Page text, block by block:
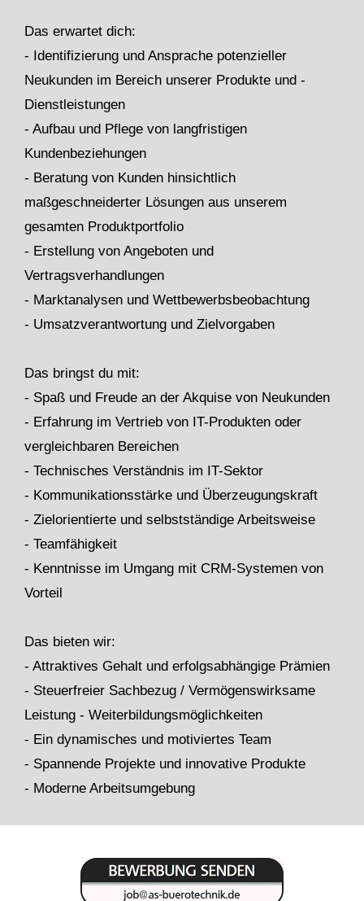
Das erwartet dich:
- Identifizierung und Ansprache potenzieller
Neukunden im Bereich unserer Produkte und -
Dienstleistungen
- Aufbau und Pflege von langfristigen
Kundenbeziehungen
- Beratung von Kunden hinsichtlich
maßgeschneiderter Lösungen aus unserem
gesamten Produktportfolio
- Erstellung von Angeboten und
Vertragsverhandlungen
- Marktanalysen und Wettbewerbsbeobachtung
- Umsatzverantwortung und Zielvorgaben
Das bringst du mit:
- Spaß und Freude an der Akquise von Neukunden
- Erfahrung im Vertrieb von IT-Produkten oder
vergleichbaren Bereichen
- Technisches Verständnis im IT-Sektor
- Kommunikationsstärke und Überzeugungskraft
- Zielorientierte und selbstständige Arbeitsweise
- Teamfähigkeit
- Kenntnisse im Umgang mit CRM-Systemen von
Vorteil
Das bieten wir:
- Attraktives Gehalt und erfolgsabhängige Prämien
- Steuerfreier Sachbezug / Vermögenswirksame
Leistung - Weiterbildungsmöglichkeiten
- Ein dynamisches und motiviertes Team
- Spannende Projekte und innovative Produkte
- Moderne Arbeitsumgebung